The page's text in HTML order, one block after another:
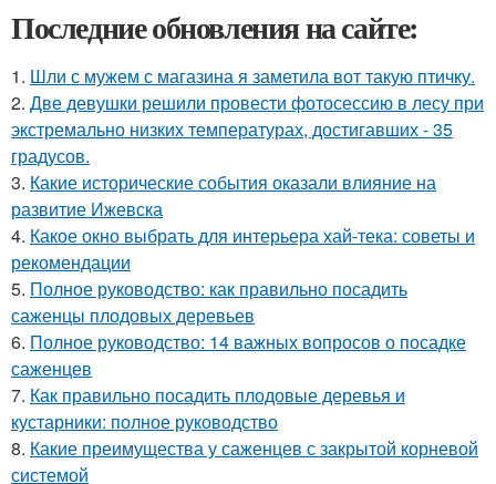
Последние обновления на сайте:
1. Шли с мужем с магазина я заметила вот такую птичку.
2. Две девушки решили провести фотосессию в лесу при
экстремально низких температурах, достигавших - 35
градусов.
3. Какие исторические события оказали влияние на
развитие Ижевска
4. Какое окно выбрать для интерьера хай-тека: советы и
рекомендации
5. Полное руководство: как правильно посадить
саженцы плодовых деревьев
6. Полное руководство: 14 важных вопросов о посадке
саженцев
7. Как правильно посадить плодовые деревья и
кустарники: полное руководство
8. Какие преимущества у саженцев с закрытой корневой
системой